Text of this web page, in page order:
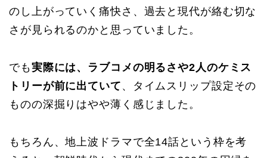
のし上がっていく痛快さ、過去と現代が絡む切な
さが見られるのかと思っていました。
でも実際には、ラブコメの明るさや2人のケミス
トリーが前に出ていて 、タイムスリップ設定その
ものの深掘りはやや薄く感じました。
もちろん、地上波ドラマで全14話という枠を考